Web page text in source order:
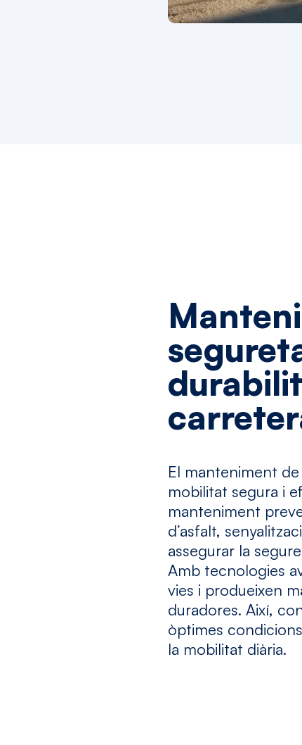
El manteniment
mobilitat segura i
manteniment
d’asfalt,
assegurar la
Amb tecnologies
vies i produeixen
duradores. Així,
òptimes
la mobilitat diària.